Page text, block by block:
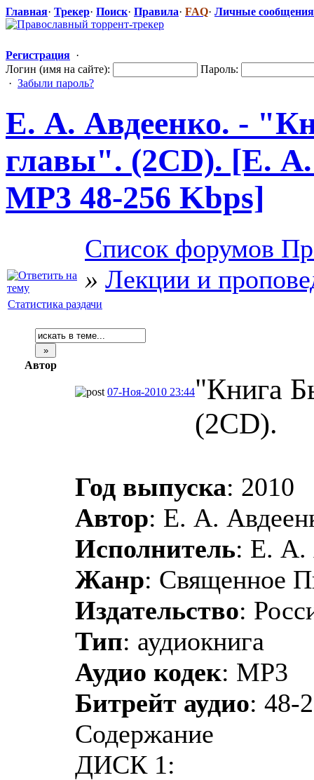
Главная· Трекер· Поиск· Правила· FAQ· Личные сообщения
Регистрация ·
Логин (имя на сайте):
Пароль:
· Забыли пароль?
Е. А. Авдеенко. -
главы". (2CD). [Е. А.
MP3 48-256 Kbps]
Список форумов
» Лекции и
Статистика раздачи
Автор
07-Ноя-2010 23:44"Книга
(2CD).
Год выпуска: 2010
Автор: Е. А.
Исполнитель: Е. А.
Жанр: Священное
Издательство:
Тип: аудиокнига
Аудио кодек: MP3
Битрейт аудио: 48-
Содержание
ДИСК 1: